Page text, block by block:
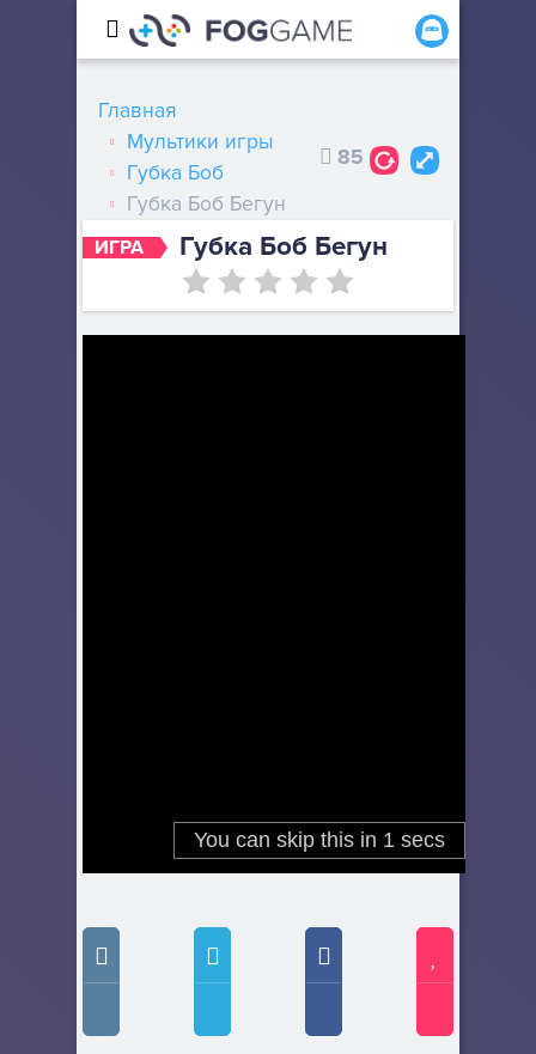
ИГРА Губка Боб Бегун
Главная
Мультики игры
Губка Боб
Губка Боб Бегун
85